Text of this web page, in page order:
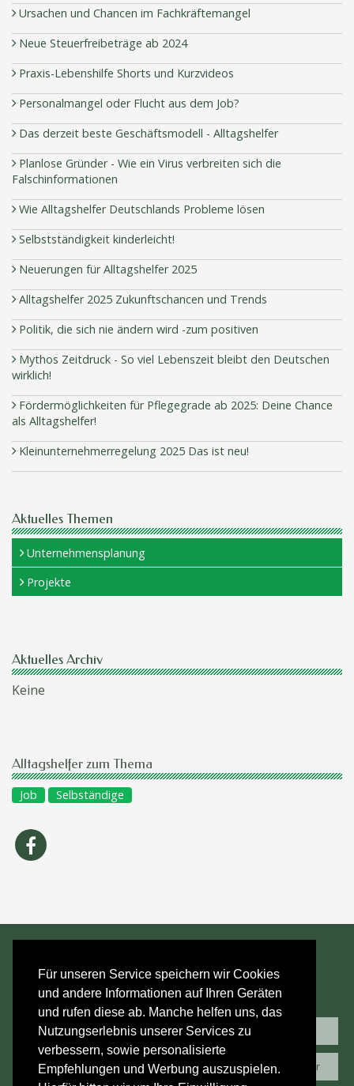
Für unseren Service speichern wir Cookies
und andere Informationen auf Ihren Geräten
und rufen diese ab. Manche helfen uns, das
Nutzungserlebnis unserer Services zu
verbessern, sowie personalisierte
Empfehlungen und Werbung auszuspielen.
Ursachen und Chancen im Fachkräftemangel
Neue Steuerfreibeträge ab 2024
Praxis-Lebenshilfe Shorts und Kurzvideos
Personalmangel oder Flucht aus dem Job?
Das derzeit beste Geschäftsmodell - Alltagshelfer
Planlose Gründer - Wie ein Virus verbreiten sich die
Falschinformationen
Wie Alltagshelfer Deutschlands Probleme lösen
Selbstständigkeit kinderleicht!
Neuerungen für Alltagshelfer 2025
Alltagshelfer 2025 Zukunftschancen und Trends
Politik, die sich nie ändern wird -zum positiven
Mythos Zeitdruck - So viel Lebenszeit bleibt den Deutschen
wirklich!
Fördermöglichkeiten für Pflegegrade ab 2025: Deine Chance
als Alltagshelfer!
Kleinunternehmerregelung 2025 Das ist neu!
Aktuelles Themen
Unternehmensplanung
Projekte
Aktuelles Archiv
Keine
Alltagshelfer zum Thema
Job Selbständige
Kontakt Impressum
Rückmeldung Eintrag für Alltagshelfer